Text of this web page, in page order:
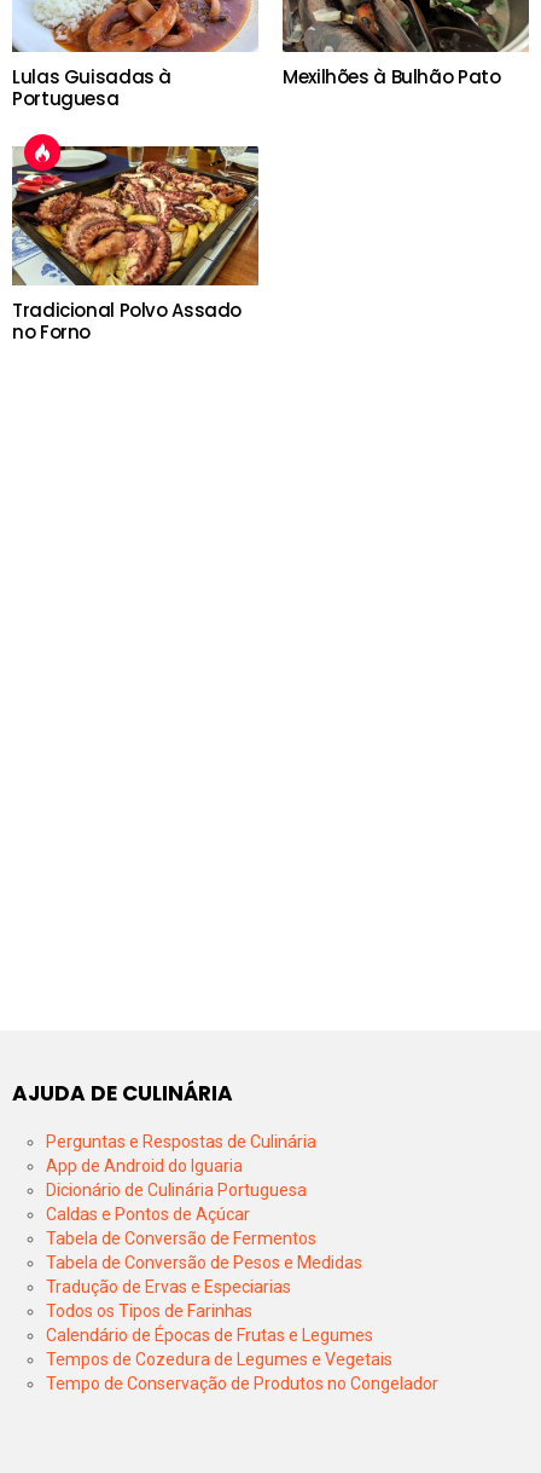
Lulas Guisadas à
Portuguesa
Mexilhões à Bulhão Pato
Tradicional Polvo Assado
no Forno
AJUDA DE CULINÁRIA
Perguntas e Respostas de Culinária
App de Android do Iguaria
Dicionário de Culinária Portuguesa
Caldas e Pontos de Açúcar
Tabela de Conversão de Fermentos
Tabela de Conversão de Pesos e Medidas
Tradução de Ervas e Especiarias
Todos os Tipos de Farinhas
Calendário de Épocas de Frutas e Legumes
Tempos de Cozedura de Legumes e Vegetais
Tempo de Conservação de Produtos no Congelador